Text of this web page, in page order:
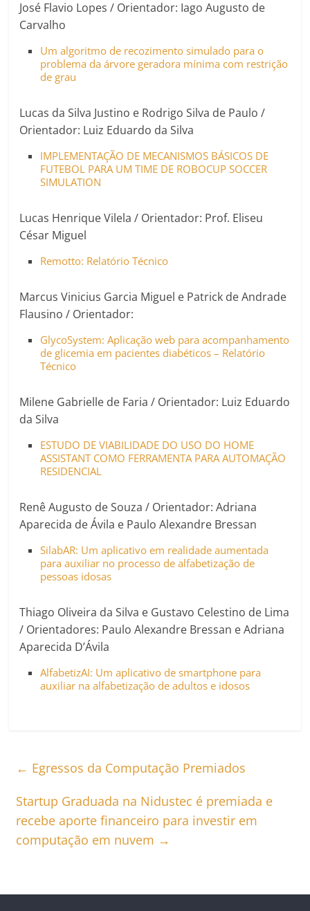
José Flavio Lopes / Orientador: Iago Augusto de
Carvalho
Um algoritmo de recozimento simulado para o
problema da árvore geradora mínima com restrição
de grau
Lucas da Silva Justino e Rodrigo Silva de Paulo /
Orientador: Luiz Eduardo da Silva
IMPLEMENTAÇÃO DE MECANISMOS BÁSICOS DE
FUTEBOL PARA UM TIME DE ROBOCUP SOCCER
SIMULATION
Lucas Henrique Vilela / Orientador: Prof. Eliseu
César Miguel
Remotto: Relatório Técnico
Marcus Vinicius Garcia Miguel e Patrick de Andrade
Flausino / Orientador:
GlycoSystem: Aplicação web para acompanhamento
de glicemia em pacientes diabéticos – Relatório
Técnico
Milene Gabrielle de Faria / Orientador: Luiz Eduardo
da Silva
ESTUDO DE VIABILIDADE DO USO DO HOME
ASSISTANT COMO FERRAMENTA PARA AUTOMAÇÃO
RESIDENCIAL
Renê Augusto de Souza / Orientador: Adriana
Aparecida de Ávila e Paulo Alexandre Bressan
SilabAR: Um aplicativo em realidade aumentada
para auxiliar no processo de alfabetização de
pessoas idosas
Thiago Oliveira da Silva e Gustavo Celestino de Lima
/ Orientadores: Paulo Alexandre Bressan e Adriana
Aparecida D’Ávila
AlfabetizAI: Um aplicativo de smartphone para
auxiliar na alfabetização de adultos e idosos
← Egressos da Computação Premiados
Startup Graduada na Nidustec é premiada e
recebe aporte financeiro para investir em
computação em nuvem →